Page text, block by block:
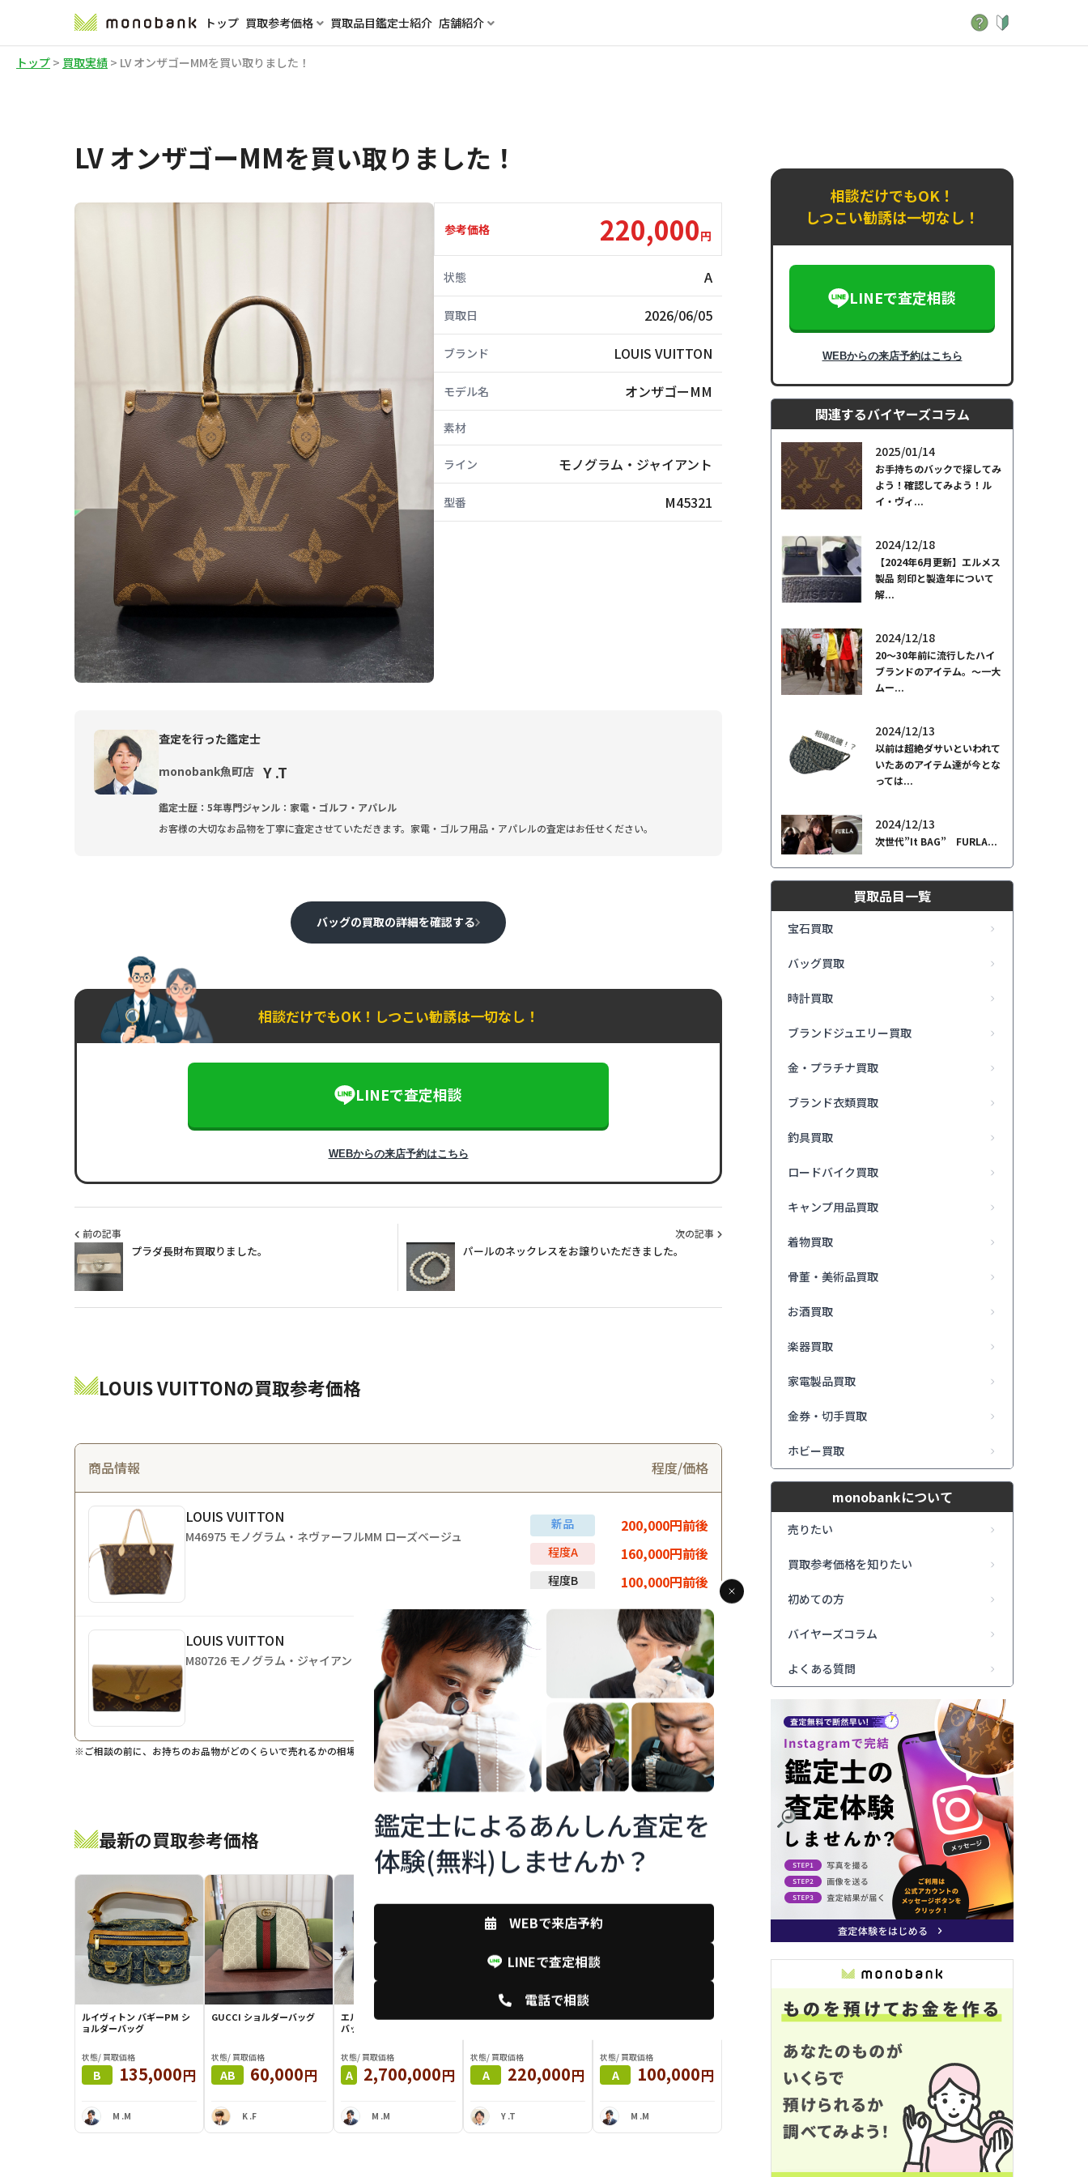
トップ 買取参考価格 買取品目鑑定士紹介 店舗紹介
トップ > 買取実績 > LV オンザゴーMMを買い取りました！
LV オンザゴーMMを買い取りました！
参考価格 220,000円
状態 A
買取日 2026/06/05
ブランド LOUIS VUITTON
モデル名 オンザゴーMM
素材
ライン モノグラム・ジャイアント
型番 M45321
査定を行った鑑定士
monobank魚町店 Y .T
鑑定士歴：5年専門ジャンル：家電・ゴルフ・アパレル
お客様の大切なお品物を丁寧に査定させていただきます。家電・ゴルフ用品・アパレルの査定はお任せください。
バッグの買取の詳細を確認する
相談だけでもOK！しつこい勧誘は一切なし！
LINEで査定相談
WEBからの来店予約はこちら
前の記事
プラダ長財布買取りました。
次の記事
パールのネックレスをお譲りいただきました。
LOUIS VUITTONの買取参考価格
商品情報 程度/価格
LOUIS VUITTON
M46975 モノグラム・ネヴァーフルMM ローズベージュ
新品 200,000円前後
程度A 160,000円前後
程度B 100,000円前後
LOUIS VUITTON
M80726 モノグラム・ジャイアント リバース ポルトフォイユ・サラ
90,000円前後
75,000円前後
程度B 40,000円前後
※ご相談の前に、お持ちのお品物がどのくらいで売れるかの相場価格を確認できます。買取価格は商品の状態や時期により変動します。
最新の買取参考価格
ルイヴィトン バギーPM シ
ョルダーバッグ
状態/ 買取価格
B 135,000円
M .M
GUCCI ショルダーバッグ
状態/ 買取価格
AB 60,000円
K .F
エルメス バーキン25 ハンド
バッグ
状態/ 買取価格
A 2,700,000円
M .M
LOUIS VUITTON オンザゴ
状態/ 買取価格
A 220,000円
Y .T
Dior チェーンウォレット
状態/ 買取価格
A 100,000円
M .M
CHANEL ボストンバッグ
170,000円
LOUIS VUITTON キャリー
状態/ 買取価格
340,000 円
Y .T
HERMES エヴリンⅢGM
相談だけでもOK！
しつこい勧誘は一切なし！
LINEで査定相談
WEBからの来店予約はこちら
関連するバイヤーズコラム
2025/01/14
お手持ちのバックで探してみ
よう！確認してみよう！ル
イ・ヴィ...
2024/12/18
【2024年6月更新】エルメス
製品 刻印と製造年について
解...
2024/12/18
20～30年前に流行したハイ
ブランドのアイテム。～一大
ムー...
2024/12/13
以前は超絶ダサいといわれて
いたあのアイテム達が今とな
っては...
2024/12/13
次世代”It BAG” FURLA...
買取品目一覧
宝石買取
バッグ買取
時計買取
ブランドジュエリー買取
金・プラチナ買取
ブランド衣類買取
釣具買取
ロードバイク買取
キャンプ用品買取
着物買取
骨董・美術品買取
お酒買取
楽器買取
家電製品買取
金券・切手買取
ホビー買取
monobankについて
売りたい
買取参考価格を知りたい
初めての方
バイヤーズコラム
よくある質問
鑑定士によるあんしん査定を
体験(無料)しませんか？
WEBで来店予約
LINEで査定相談
電話で相談